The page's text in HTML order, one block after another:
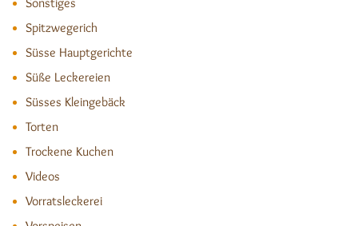
Spitzwegerich
Süsse Hauptgerichte
Süße Leckereien
Süsses Kleingebäck
Torten
Trockene Kuchen
Videos
Vorratsleckerei